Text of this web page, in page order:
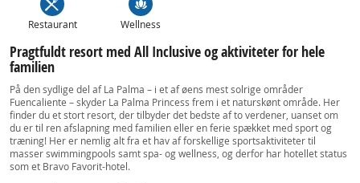
Restaurant Wellness
Pragtfuldt resort med All Inclusive og aktiviteter for hele
familien
På den sydlige del af La Palma – i et af øens mest solrige områder
Fuencaliente – skyder La Palma Princess frem i et naturskønt område. Her
finder du et stort resort, der tilbyder det bedste af to verdener, uanset om
du er til ren afslapning med familien eller en ferie spækket med sport og
træning! Her er nemlig alt fra et hav af forskellige sportsaktiviteter til
masser swimmingpools samt spa- og wellness, og derfor har hotellet status
som et Bravo Favorit-hotel.